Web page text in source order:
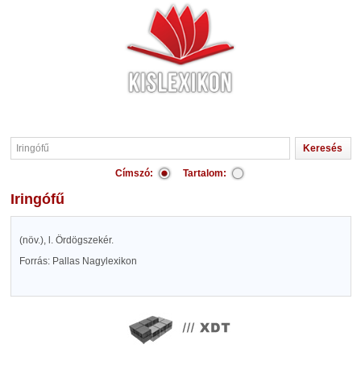
Címszó: Tartalom:
Iringófű
(növ.), l. Ördögszekér.
Forrás: Pallas Nagylexikon